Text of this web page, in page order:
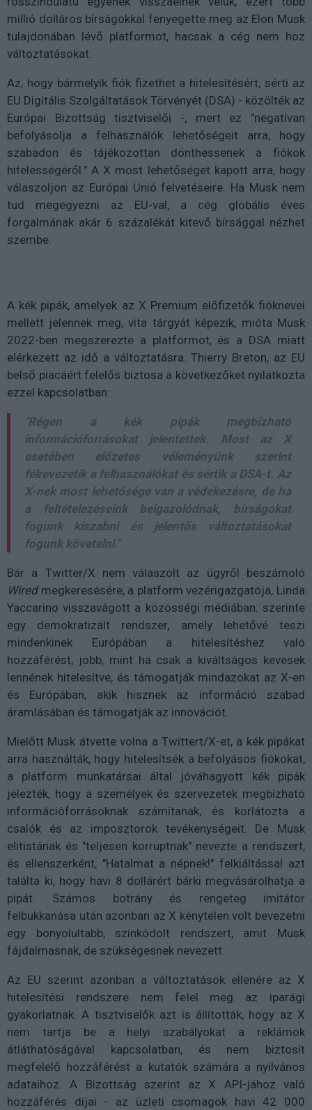
millió dolláros bírságokkal fenyegette meg az Elon Musk
tulajdonában lévő platformot, hacsak a cég nem hoz
változtatásokat.
Az, hogy bármelyik fiók fizethet a hitelesítésért, sérti az
EU Digitális Szolgáltatások Törvényét (DSA) - közölték az
Európai Bizottság tisztviselői -, mert ez "negatívan
befolyásolja a felhasználók lehetőségeit arra, hogy
szabadon és tájékozottan dönthessenek a fiókok
hitelességéről." A X most lehetőséget kapott arra, hogy
válaszoljon az Európai Unió felvetéseire. Ha Musk nem
tud megegyezni az EU-val, a cég globális éves
forgalmának akár 6 százalékát kitevő bírsággal nézhet
szembe.
A kék pipák, amelyek az X Premium előfizetők fióknevei
mellett jelennek meg, vita tárgyát képezik, mióta Musk
2022-ben megszerezte a platformot, és a DSA miatt
elérkezett az idő a változtatásra. Thierry Breton, az EU
belső piacáért felelős biztosa a következőket nyilatkozta
ezzel kapcsolatban:
"Régen a kék pipák megbízható
információforrásokat jelentettek. Most az X
esetében előzetes véleményünk szerint
félrevezetik a felhasználókat és sértik a DSA-t. Az
X-nek most lehetősége van a védekezésre, de ha
a feltételezéseink beigazolódnak, bírságokat
fogunk kiszabni és jelentős változtatásokat
fogunk követelni."
Bár a Twitter/X nem válaszolt az ügyről beszámoló
Wiredmegkeresésére, a platform vezérigazgatója, Linda
Yaccarino visszavágott a közösségi médiában: szerinte
egy demokratizált rendszer, amely lehetővé teszi
mindenkinek Európában a hitelesítéshez való
hozzáférést, jobb, mint ha csak a kiváltságos kevesek
lennének hitelesítve, és támogatják mindazokat az X-en
és Európában, akik hisznek az információ szabad
áramlásában és támogatják az innovációt.
Mielőtt Musk átvette volna a Twittert/X-et, a kék pipákat
arra használták, hogy hitelesítsék a befolyásos fiókokat,
a platform munkatársai által jóváhagyott kék pipák
jelezték, hogy a személyek és szervezetek megbízható
információforrásoknak számítanak, és korlátozta a
csalók és az imposztorok tevékenységeit. De Musk
elitistának és "teljesen korruptnak" nevezte a rendszert,
és ellenszerként, "Hatalmat a népnek!" felkiáltással azt
találta ki, hogy havi 8 dollárért bárki megvásárolhatja a
pipát. Számos botrány és rengeteg imitátor
felbukkanása után azonban az X kénytelen volt bevezetni
egy bonyolultabb, színkódolt rendszert, amit Musk
fájdalmasnak, de szükségesnek nevezett.
Az EU szerint azonban a változtatások ellenére az X
hitelesítési rendszere nem felel meg az iparági
gyakorlatnak. A tisztviselők azt is állították, hogy az X
nem tartja be a helyi szabályokat a reklámok
átláthatóságával kapcsolatban, és nem biztosít
megfelelő hozzáférést a kutatók számára a nyilvános
adataihoz. A Bizottság szerint az X API-jához való
hozzáférés díjai - az üzleti csomagok havi 42 000